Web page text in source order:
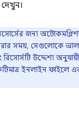
দেখুন।
জন্য
সময়, সেগুলোকে
রিসোর্সটি উদ্দেশ্য
ইনলাইন ফাইলে